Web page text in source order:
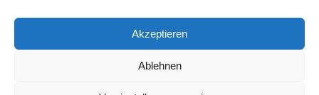
Akzeptieren
Ablehnen